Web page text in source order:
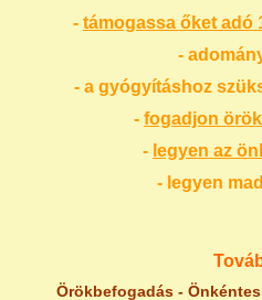
- támogassa őket adó
-
- a gyógyításhoz
- fogadjon
- legyen az
- legyen
Örökbefogadás -